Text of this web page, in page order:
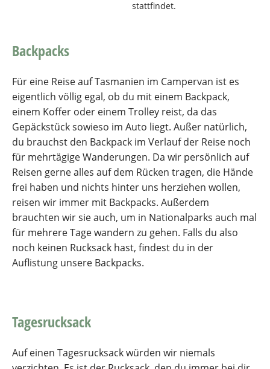
stattfindet.
Backpacks
Für eine Reise auf Tasmanien im Campervan ist es
eigentlich völlig egal, ob du mit einem Backpack,
einem Koffer oder einem Trolley reist, da das
Gepäckstück sowieso im Auto liegt. Außer natürlich,
du brauchst den Backpack im Verlauf der Reise noch
für mehrtägige Wanderungen. Da wir persönlich auf
Reisen gerne alles auf dem Rücken tragen, die Hände
frei haben und nichts hinter uns herziehen wollen,
reisen wir immer mit Backpacks. Außerdem
brauchten wir sie auch, um in Nationalparks auch mal
für mehrere Tage wandern zu gehen. Falls du also
noch keinen Rucksack hast, findest du in der
Auflistung unsere Backpacks.
Tagesrucksack
Auf einen Tagesrucksack würden wir niemals